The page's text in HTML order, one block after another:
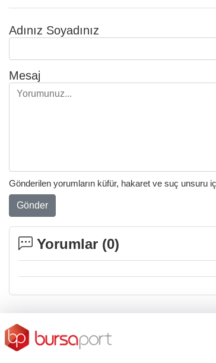
Adınız Soyadınız
Mesaj
Gönderilen yorumların küfür, hakaret ve suç unsuru
Gönder
Yorumlar (0)